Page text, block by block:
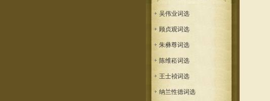
吴伟业词选
顾贞观词选
朱彝尊词选
陈维崧词选
王士祯词选
纳兰性德词选